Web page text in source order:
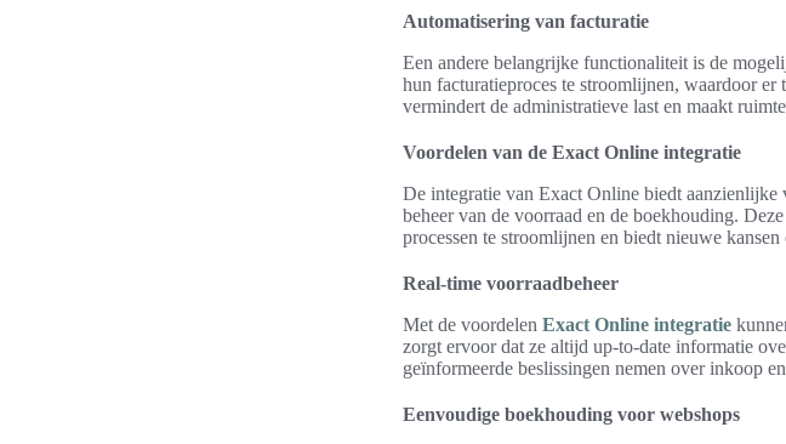
Automatisering van facturatie
Een andere belangrijke functionaliteit is de
hun facturatieproces te stroomlijnen, waardoor
vermindert de administratieve last en maakt
Voordelen van de Exact Online integratie
De integratie van Exact Online biedt
beheer van de voorraad en de boekhouding.
processen te stroomlijnen en biedt nieuwe kansen
Real-time voorraadbeheer
Met de voordelen Exact Online integratie
zorgt ervoor dat ze altijd up-to-date informatie
geïnformeerde beslissingen nemen over inkoop
Eenvoudige boekhouding voor webshops